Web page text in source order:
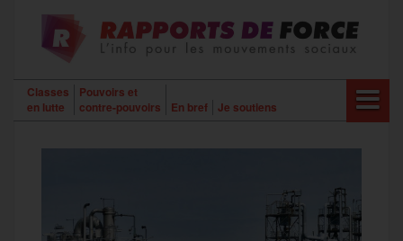
contenu
Classes
en lutte
Pouvoirs et
contre-pouvoirs
En bref Je soutiens